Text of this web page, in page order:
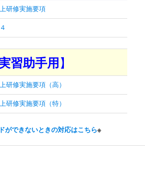
研修実施要項
４
実習助手用】
研修実施要項（高）
研修実施要項（特）
ができないときの対応はこちら※